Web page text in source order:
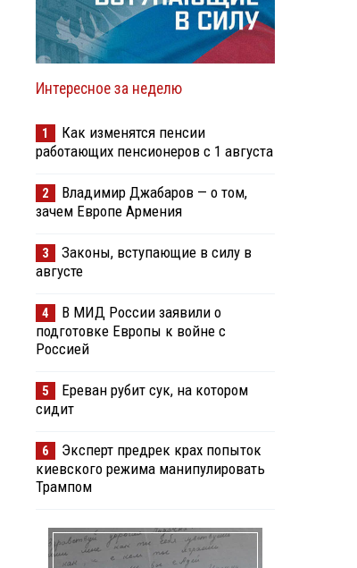
Интересное за неделю
1
Как изменятся пенсии
работающих пенсионеров с 1 августа
2
Владимир Джабаров — о том,
зачем Европе Армения
3
Законы, вступающие в силу в
августе
4
В МИД России заявили о
подготовке Европы к войне с
Россией
5
Ереван рубит сук, на котором
сидит
6
Эксперт предрек крах попыток
киевского режима манипулировать
Трампом